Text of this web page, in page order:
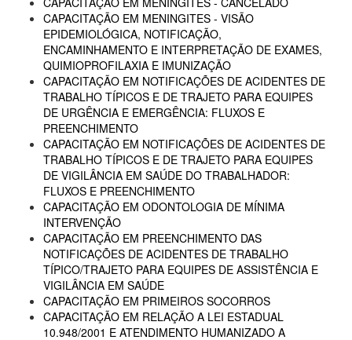
CAPACITAÇÃO EM MENINGITES - VISÃO
EPIDEMIOLÓGICA, NOTIFICAÇÃO,
ENCAMINHAMENTO E INTERPRETAÇÃO DE EXAMES,
QUIMIOPROFILAXIA E IMUNIZAÇÃO
CAPACITAÇÃO EM NOTIFICAÇÕES DE ACIDENTES DE
TRABALHO TÍPICOS E DE TRAJETO PARA EQUIPES
DE URGÊNCIA E EMERGÊNCIA: FLUXOS E
PREENCHIMENTO
CAPACITAÇÃO EM NOTIFICAÇÕES DE ACIDENTES DE
TRABALHO TÍPICOS E DE TRAJETO PARA EQUIPES
DE VIGILÂNCIA EM SAÚDE DO TRABALHADOR:
FLUXOS E PREENCHIMENTO
CAPACITAÇÃO EM ODONTOLOGIA DE MÍNIMA
INTERVENÇÃO
CAPACITAÇÃO EM PREENCHIMENTO DAS
NOTIFICAÇÕES DE ACIDENTES DE TRABALHO
TÍPICO/TRAJETO PARA EQUIPES DE ASSISTÊNCIA E
VIGILÂNCIA EM SAÚDE
CAPACITAÇÃO EM PRIMEIROS SOCORROS
CAPACITAÇÃO EM RELAÇÃO A LEI ESTADUAL
10.948/2001 E ATENDIMENTO HUMANIZADO A